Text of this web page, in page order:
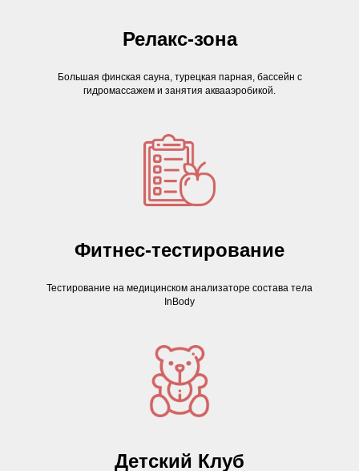
Релакс-зона
Большая финская сауна, турецкая парная, бассейн с
гидромассажем и занятия аквааэробикой.
Фитнес-тестирование
Тестирование на медицинском анализаторе состава тела
InBody
Детский Клуб